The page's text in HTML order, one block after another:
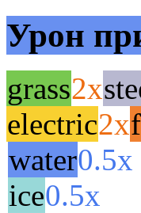
Урон
grass2x
electric2x
water0.5x
ice0.5x